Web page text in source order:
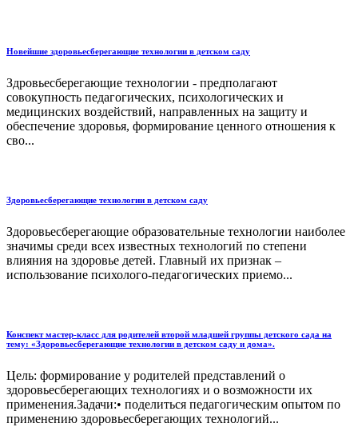
Новейшие здоровьесберегающие технологии в детском саду
Здровьесберегающие технологии - предполагают
совокупность педагогических, психологических и
медицинских воздействий, направленных на защиту и
обеспечение здоровья, формирование ценного отношения к
сво...
Здоровьесберегающие технологии в детском саду
Здоровьесберегающие образовательные технологии наиболее
значимы среди всех известных технологий по степени
влияния на здоровье детей. Главный их признак –
использование психолого-педагогических приемо...
Конспект мастер-класс для родителей второй младшей группы детского сада на
тему: «Здоровьесберегающие технологии в детском саду и дома».
Цель: формирование у родителей представлений о
здоровьесберегающих технологиях и о возможности их
применения.Задачи:• поделиться педагогическим опытом по
применению здоровьесберегающих технологий...